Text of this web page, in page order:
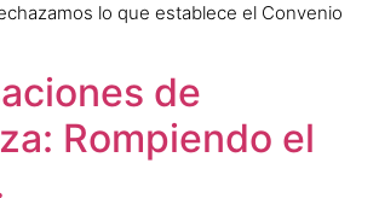
lo que establece el Convenio
de
Rompiendo el